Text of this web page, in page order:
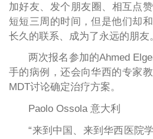
加好友、发个朋友圈、相互点
短短三周的时间，但是他们却
长久的联系、成为了永远的朋友
两次报名参加的Ahmed
手的病例，还会向华西的专家
MDT讨论确定治疗方案。
Paolo Ossola 意大利
“来到中国、来到华西医院